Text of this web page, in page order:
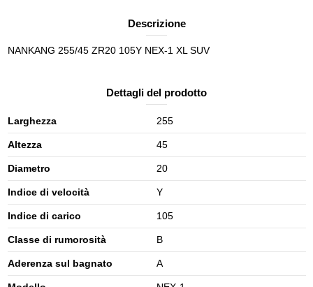
Descrizione
NANKANG 255/45 ZR20 105Y NEX-1 XL SUV
Dettagli del prodotto
Larghezza 255
Altezza 45
Diametro 20
Indice di velocità Y
Indice di carico 105
Classe di rumorosità B
Aderenza sul bagnato A